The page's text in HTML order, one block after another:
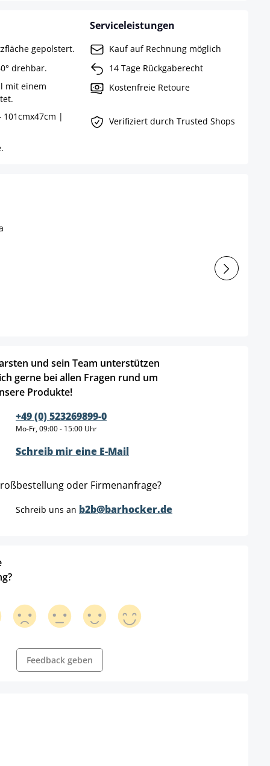
gepolstert.
drehbar.
mit einem
101cmx47cm |
Serviceleistungen
Kauf auf Rechnung möglich
14 Tage Rückgaberecht
Kostenfreie Retoure
Verifiziert durch Trusted Shops
und sein Team unterstützen
gerne bei allen Fragen rund um
Produkte!
+49 (0) 523269899-0
Mo-Fr, 09:00 - 15:00 Uhr
Schreib mir eine E-Mail
oder Firmenanfrage?
Schreib uns an b2b@barhocker.de
Feedback geben